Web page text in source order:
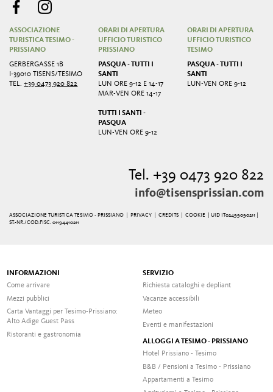
ASSOCIAZIONE
TURISTICA TESIMO -
PRISSIANO
GERBERGASSE 1B
I-39010 TISENS/TESIMO
TEL.+39 0473 920 822
ORARI DI APERTURA
UFFICIO TURISTICO
PRISSIANO
PASQUA - TUTTI I
SANTI
LUN ORE 9-12 E 14-17
MAR-VEN ORE 14-17
TUTTI I SANTI -
PASQUA
LUN-VEN ORE 9-12
ORARI DI APERTURA
UFFICIO TURISTICO
TESIMO
PASQUA - TUTTI I
SANTI
LUN-VEN ORE 9-12
Tel. +39 0473 920 822
info@tisensprissian.com
ASSOCIAZIONE TURISTICA TESIMO - PRISSIANO | PRIVACY |CREDITS |COOKIE
| UID IT02499090211 |
ST.-NR./COD.FISC. 01194410211
INFORMAZIONI
Come arrivare
Mezzi pubblici
Carta Vantaggi per Tesimo-Prissiano:
Alto Adige Guest Pass
Ristoranti e gastronomia
SERVIZIO
Richiesta cataloghi e depliant
Vacanze accessibili
Meteo
Eventi e manifestazioni
ALLOGGI A TESIMO - PRISSIANO
Hotel Prissiano - Tesimo
B&B / Pensioni a Tesimo - Prissiano
Appartamenti a Tesimo